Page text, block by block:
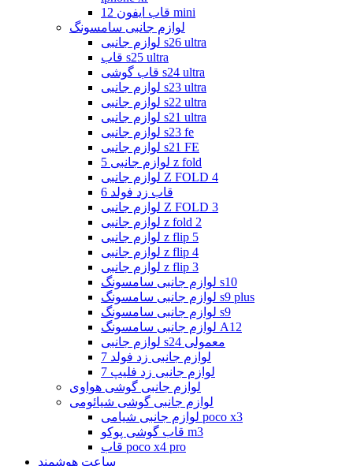
قاب ایفون 12 mini
لوازم جانبی سامسونگ
لوازم جانبی s26 ultra
قاب s25 ultra
قاب گوشی s24 ultra
لوازم جانبی s23 ultra
لوازم جانبی s22 ultra
لوازم جانبی s21 ultra
لوازم جانبی s23 fe
لوازم جانبی s21 FE
لوازم جانبی 5 z fold
لوازم جانبی Z FOLD 4
قاب زد فولد 6
لوازم جانبی Z FOLD 3
لوازم جانبی z fold 2
لوازم جانبی z flip 5
لوازم جانبی z flip 4
لوازم جانبی z flip 3
لوازم جانبی سامسونگ s10
لوازم جانبی سامسونگ s9 plus
لوازم جانبی سامسونگ s9
لوازم جانبی سامسونگ A12
لوازم جانبی s24 معمولی
لوازم جانبی زد فولد 7
لوازم جانبی زد فلیپ 7
لوازم جانبی گوشی هواوی
لوازم جانبی گوشی شیائومی
لوازم جانبی شیامی poco x3
قاب گوشی پوکو m3
قاب poco x4 pro
ساعت هوشمند